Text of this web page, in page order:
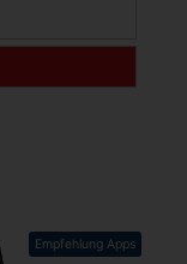
Empfehlung Apps